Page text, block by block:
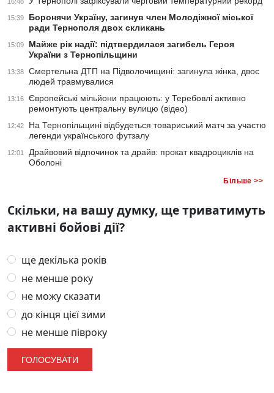
15:39
Боронячи Україну, загинув член Молодіжної міської
ради Тернополя двох скликань
15:09
Майже рік надії: підтвердилася загибель Героя
України з Тернопільщини
13:38
Смертельна ДТП на Підволочищині: загинула жінка, двоє
людей травмувалися
13:16
Європейські мільйони працюють: у Теребовлі активно
ремонтують центральну вулицю (відео)
12:42
На Тернопільщині відбудеться товариський матч за участю
легенди українського футзалу
12:01
Драйвовий відпочинок та драйв: прокат квадроциклів на
Оболоні
Більше >>
Скільки, на вашу думку, ще триватимуть
активні бойові дії?
ще декілька років
не менше року
не можу сказати
до кінця цієї зими
не менше півроку